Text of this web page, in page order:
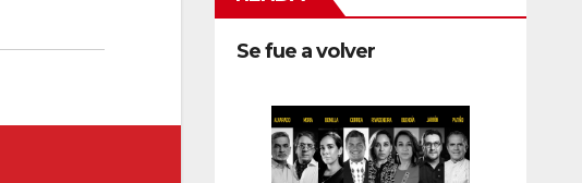
Se fue a volver